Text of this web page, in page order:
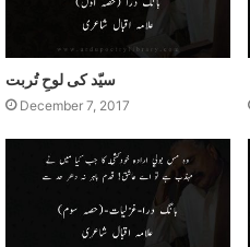
سیّد کی لوحِ تُربت
December 7, 2017